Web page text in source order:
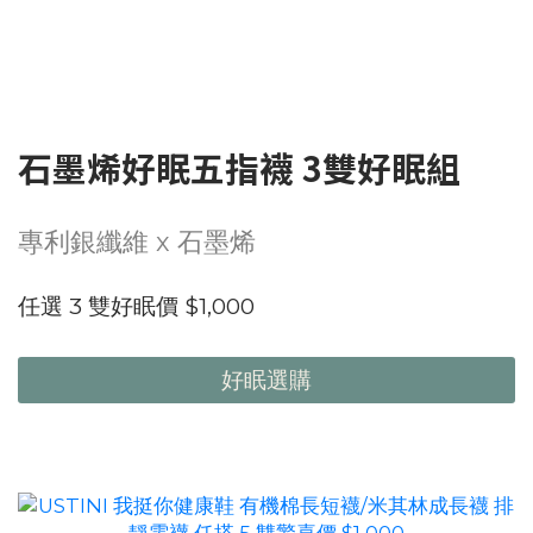
石墨烯好眠五指襪 3雙好眠組
專利銀纖維 x 石墨烯
任選 3 雙好眠價 $1,000
好眠選購